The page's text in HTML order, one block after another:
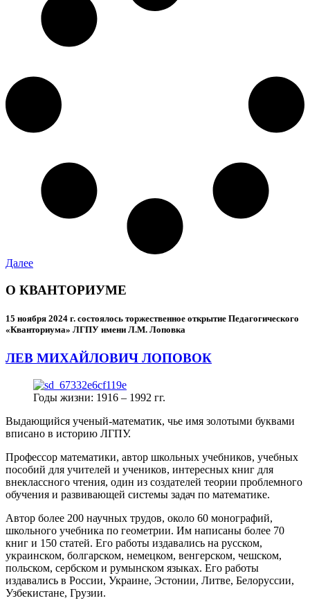
Далее
О КВАНТОРИУМЕ
15 ноября 2024 г. состоялось торжественное открытие Педагогического
«Кванториума» ЛГПУ имени Л.М. Лоповка
ЛЕВ МИХАЙЛОВИЧ ЛОПОВОК
Годы жизни: 1916 – 1992 гг.
Выдающийся ученый-математик, чье имя золотыми буквами
вписано в историю ЛГПУ.
Профессор математики, автор школьных учебников, учебных
пособий для учителей и учеников, интересных книг для
внеклассного чтения, один из создателей теории проблемного
обучения и развивающей системы задач по математике.
Автор более 200 научных трудов, около 60 монографий,
школьного учебника по геометрии. Им написаны более 70
книг и 150 статей. Его работы издавались на русском,
украинском, болгарском, немецком, венгерском, чешском,
польском, сербском и румынском языках. Его работы
издавались в России, Украине, Эстонии, Литве, Белоруссии,
Узбекистане, Грузии.